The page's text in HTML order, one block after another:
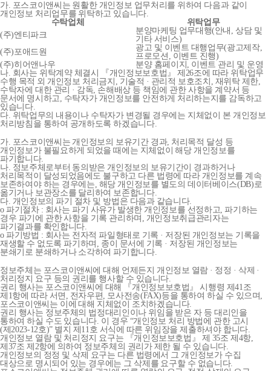
가. 포스코이앤씨는 원활한 개인정보 업무처리를 위하여 다음과 같이
개인정보 처리업무를 위탁하고 있습니다.
수탁업체
위탁업무
(주)엔티파크
분양마케팅 업무대행(안내, 상담 및
기타 서비스)
(주)포애드원
광고 및 이벤트 대행업무(광고제작,
프로모션, 이벤트 진행)
(주)히어앤나우
분양 홈페이지, 이벤트 관리 및 운영
나. 회사는 위탁계약 체결시 『개인정보보호법』 제26조에 따라 위탁업무
수행 목적 외 개인정보 처리금지, 기술적 · 관리적 보호조치, 재위탁 제한,
수탁자에 대한 관리 · 감독, 손해배상 등 책임에 관한 사항을 계약서 등
문서에 명시하고, 수탁자가 개인정보를 안전하게 처리하는지를 감독하고
있습니다.
다. 위탁업무의 내용이나 수탁자가 변경될 경우에는 지체없이 본 개인정보
처리방침을 통하여 공개하도록 하겠습니다.
가. 포스코이앤씨는 개인정보의 보유기간 경과, 처리목적 달성 등
개인정보가 불필요하게 되었을 때에는 지체없이 해당 개인정보를
파기합니다.
나. 정보주체로부터 동의받은 개인정보의 보유기간이 경과하거나
처리목적이 달성되었음에도 불구하고 다른 법령에 따라 개인정보를 계속
보존하여야 하는 경우에는, 해당 개인정보를 별도의 데이터베이스(DB)로
옮기거나 보관장소를 달리하여 보존합니다.
다. 개인정보의 파기 절차 및 방법은 다음과 같습니다.
o 파기절차 : 회사는 파기 사유가 발생한 개인정보를 선정하고, 파기하는
경우 파기에 관한 사항을 기록 관리하며, 개인정보취급관리자는
파기결과를 확인합니다.
o 파기방법 : 회사는 전자적 파일형태로 기록 · 저장된 개인정보는 기록을
재생할 수 없도록 파기하며, 종이 문서에 기록 · 저장된 개인정보는
분쇄기로 분쇄하거나 소각하여 파기합니다.
정보주체는 포스코이앤씨에 대해 언제든지 개인정보 열람 · 정정 · 삭제 ·
처리정지 요구 등의 권리를 행사할 수 있습니다.
권리 행사는 포스코이앤씨에 대해 『개인정보보호법』 시행령 제41조
제1항에 따라 서면, 전자우편, 모사전송(FAX)등을 통하여 하실 수 있으며,
포스코이앤씨는 이에 대해 지체없이 조치하겠습니다.
권리 행사는 정보주체의 법정대리인이나 위임을 받은 자 등 대리인을
통하여 하실 수도 있습니다. 이 경우 “개인정보 처리 방법에 관한 고시
(제2023-12호)” 별지 제11호 서식에 따른 위임장을 제출하셔야 합니다.
개인정보 열람 및 처리정지 요구는 『개인정보보호법』 제 35조 제4항,
제37조 제2항에 의하여 정보주체의 권리가 제한 될 수 있습니다.
개인정보의 정정 및 삭제 요구는 다른 법령에서 그 개인정보가 수집
대상으로 명시되어 있는 경우에는 그 삭제를 요구할 수 없습니다.